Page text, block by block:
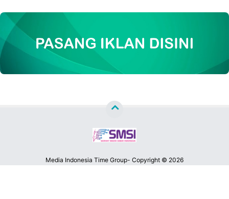
Media Indonesia Time Group- Copyright © 2026
MATA LENSA NEWS™